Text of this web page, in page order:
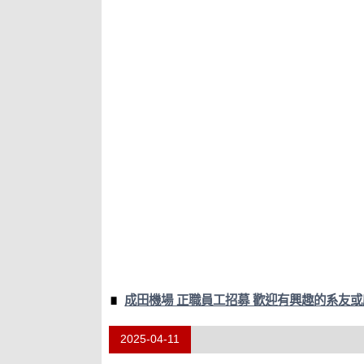
成田機場 正職員工招募 歡迎有興趣的系友
2025-04-11